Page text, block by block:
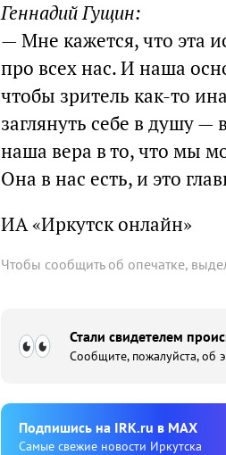
Геннадий Гущин:
— Мне кажется, что эта
про всех нас. И наша
чтобы зритель как-то
заглянуть себе в душу —
наша вера в то, что мы
Она в нас есть, и это
ИА «Иркутск онлайн»
Чтобы сообщить об опечатке,
Стали свидетелем
Сообщите, пожалуйста, об
Подпишиcь на IRK.ru в MAX
Cамые свежие новости Иркутска